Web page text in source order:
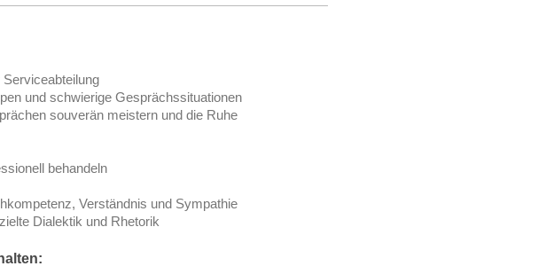
und schwierige Gesprächssituationen
souverän meistern und die Ruhe
behandeln
Verständnis und Sympathie
Dialektik und Rhetorik